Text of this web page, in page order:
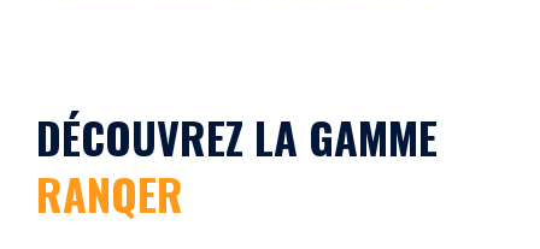
DÉCOUVREZ LA GAMME
RANQER